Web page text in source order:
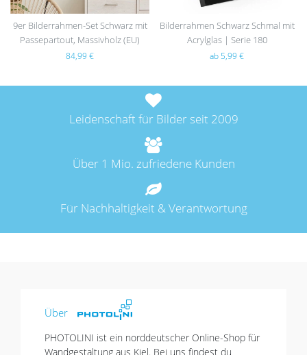
9er Bilderrahmen-Set Schwarz mit
Passepartout, Massivholz (EU)
84,99 €
Bilderrahmen Schwarz Schmal mit
Acrylglas | Serie 180
ab 5,99 €
Leidenschaft für Bilder seit 2009
Über 1 Mio. zufriedene Kunden
Für Nachhaltigkeit & Verantwortung
Über
PHOTOLINI ist ein norddeutscher Online-Shop für
Wandgestaltung aus Kiel. Bei uns findest du